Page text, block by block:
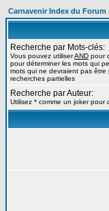
Carnavenir Index du Forum
Recherche par Mots-clés:
Vous pouvez utiliserAND pour
pour déterminer les mots qui
mots qui ne devraient pas être
recherches partielles
Recherche par Auteur:
Utilisez * comme un joker pour